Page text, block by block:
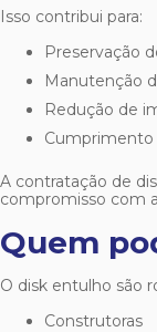
Isso contribui para:
Preservação
Manutenção
Redução de
A contratação de
compromisso com
Quem
O disk entulho são
Construtoras